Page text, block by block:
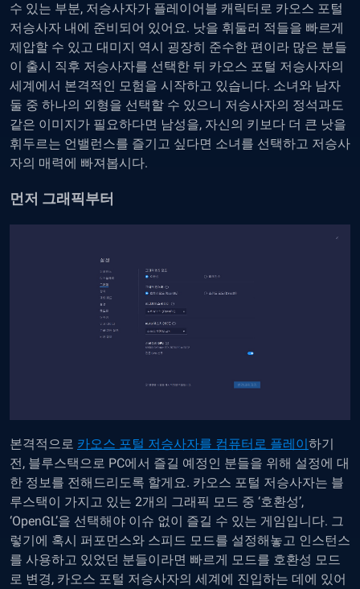
수 있는 부분, 저승사자가 플레이어블 캐릭터로 카오스 포털
저승사자 내에 준비되어 있어요. 낫을 휘둘러 적들을 빠르게
제압할 수 있고 대미지 역시 굉장히 준수한 편이라 많은 분들
이 출시 직후 저승사자를 선택한 뒤 카오스 포털 저승사자의
세계에서 본격적인 모험을 시작하고 있습니다. 소녀와 남자
둘 중 하나의 외형을 선택할 수 있으니 저승사자의 정석과도
같은 이미지가 필요하다면 남성을, 자신의 키보다 더 큰 낫을
휘두르는 언밸런스를 즐기고 싶다면 소녀를 선택하고 저승사
자의 매력에 빠져봅시다.
먼저 그래픽부터
본격적으로 카오스 포털 저승사자를 컴퓨터로 플레이하기
전, 블루스택으로 PC에서 즐길 예정인 분들을 위해 설정에 대
한 정보를 전해드리도록 할게요. 카오스 포털 저승사자는 블
루스택이 가지고 있는 2개의 그래픽 모드 중 ‘호환성’,
‘OpenGL’을 선택해야 이슈 없이 즐길 수 있는 게임입니다. 그
렇기에 혹시 퍼포먼스와 스피드 모드를 설정해놓고 인스턴스
를 사용하고 있었던 분들이라면 빠르게 모드를 호환성 모드
로 변경, 카오스 포털 저승사자의 세계에 진입하는 데에 있어